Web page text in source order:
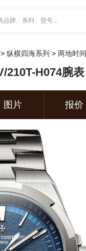
品牌、系列、型号...
> 纵横四海系列 > 两地时
210T-H074腕表
图片 报价